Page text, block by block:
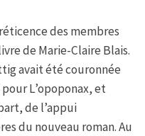
des membres
de Marie-Claire Blais.
avait été couronnée
L’opoponax, et
de l’appui
du nouveau roman. Au